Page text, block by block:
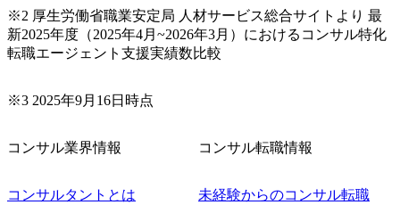
ルティング領域)から参画いただきます。 課題選定から顧客
への企画提案、そして実行までを一気通貫で支援していた
だきます。 アジャイル開発を通じて顧客の要望や提案を柔
軟に取り入れながら改善サイクルを回すため、ご自身の提
きます。 ● 勤務地 東京都渋谷区渋谷3丁目6-7 渋谷金王タワ
則により就業時間内の喫煙を全面的に禁止 ・禁煙サポート
制度あり オンライン ● 必須要件 以下いずれかのご経験をお
件定義～基本設計など上流経験2年以上 ・PMO経験2年以上
※2 厚生労働省職業安定局 人材サービス総合サイトより 最
新2025年度（2025年4月~2026年3月）におけるコンサル特化
転職エージェント支援実績数比較
※3 2025年9月16日時点
コンサル業界情報
コンサルタントとは
コンサル転職情報
未経験からのコンサル転職